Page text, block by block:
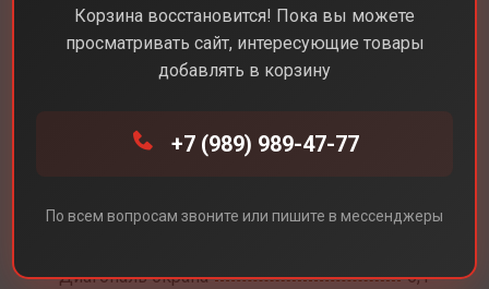
Apple iPhone 17e
Диагональ экрана
6,1
Корзина восстановится! Пока вы можете
просматривать сайт, интересующие товары
добавлять в корзину
+7 (989) 989-47-77
По всем вопросам звоните или пишите в мессенджеры